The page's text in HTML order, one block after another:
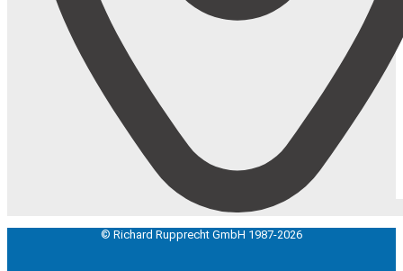
© Richard Rupprecht GmbH 1987-2026